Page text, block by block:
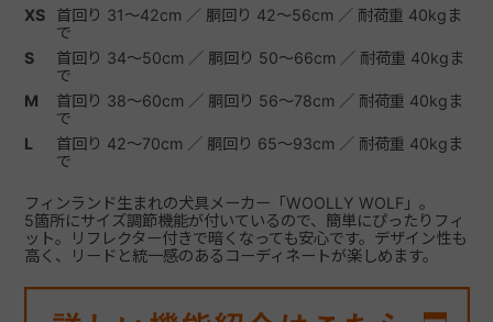
XS
首回り 31～42cm ／ 胴回り 42～56cm ／ 耐荷重 40kgま
で
S
首回り 34～50cm ／ 胴回り 50～66cm ／ 耐荷重 40kgま
で
M
首回り 38～60cm ／ 胴回り 56～78cm ／ 耐荷重 40kgま
で
L
首回り 42～70cm ／ 胴回り 65～93cm ／ 耐荷重 40kgま
で
フィンランド生まれの犬具メーカー「WOOLLY WOLF」。
5箇所にサイズ調節機能が付いているので、簡単にぴったりフィ
ット。リフレクター付きで暗くなっても安心です。デザイン性も
高く、リードと統一感のあるコーディネートが楽しめます。